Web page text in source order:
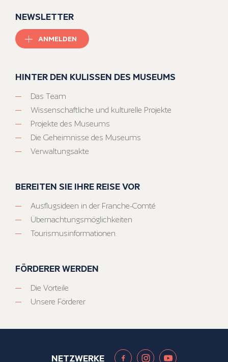
NEWSLETTER
ANMELDEN
HINTER DEN KULISSEN DES MUSEUMS
Das Team
Wissenschaftliche und kulturelle Projekte
Projekte des Museums
Die Geheimnisse des Museums
Verwaltungsakte
BEREITEN SIE IHRE REISE VOR
Ausflugsideen in der Franche-Comté
Übernachtungsmöglichkeiten
Tourismusinformationen
FÖRDERER WERDEN
Die Vorteile
Unsere Förderer
NETZWERKE